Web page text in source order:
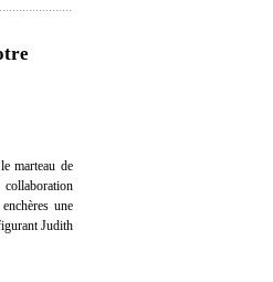
marteau de
une
Judith